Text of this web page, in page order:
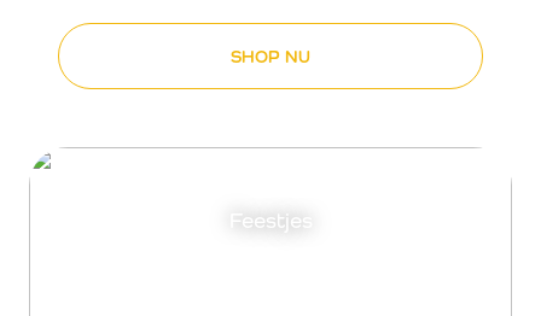
SHOP NU
Feestjes